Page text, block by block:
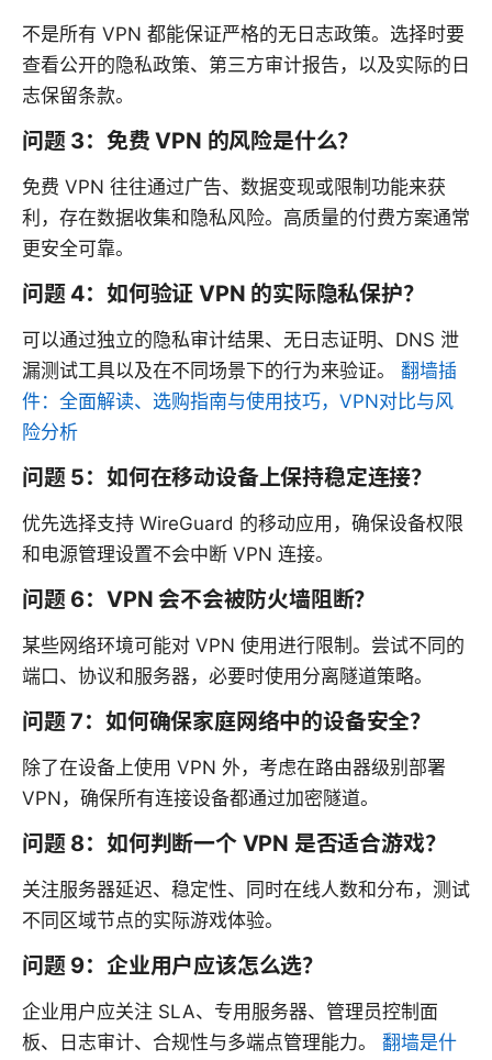
不是所有 VPN 都能保证严格的无日志政策。选择时要
查看公开的隐私政策、第三方审计报告，以及实际的日
志保留条款。
问题 3：免费 VPN 的风险是什么？
免费 VPN 往往通过广告、数据变现或限制功能来获
利，存在数据收集和隐私风险。高质量的付费方案通常
更安全可靠。
问题 4：如何验证 VPN 的实际隐私保护？
可以通过独立的隐私审计结果、无日志证明、DNS 泄
漏测试工具以及在不同场景下的行为来验证。 翻墙插
件：全面解读、选购指南与使用技巧，VPN对比与风
险分析
问题 5：如何在移动设备上保持稳定连接？
优先选择支持 WireGuard 的移动应用，确保设备权限
和电源管理设置不会中断 VPN 连接。
问题 6：VPN 会不会被防火墙阻断？
某些网络环境可能对 VPN 使用进行限制。尝试不同的
端口、协议和服务器，必要时使用分离隧道策略。
问题 7：如何确保家庭网络中的设备安全？
除了在设备上使用 VPN 外，考虑在路由器级别部署
VPN，确保所有连接设备都通过加密隧道。
问题 8：如何判断一个 VPN 是否适合游戏？
关注服务器延迟、稳定性、同时在线人数和分布，测试
不同区域节点的实际游戏体验。
问题 9：企业用户应该怎么选？
企业用户应关注 SLA、专用服务器、管理员控制面
板、日志审计、合规性与多端点管理能力。 翻墙是什